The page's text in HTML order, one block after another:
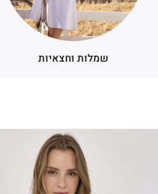
שמלות וחצאיות